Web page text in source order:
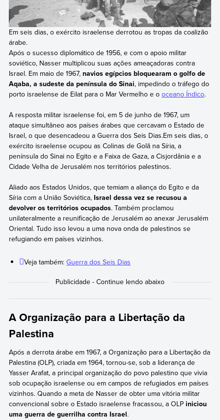
Em seis dias, o exército israelense derrotou as tropas da coalizão
árabe.
Após o sucesso diplomático de 1956, e com o apoio militar
soviético, Nasser multiplicou suas ações ameaçadoras contra
Israel. Em maio de 1967, navios egípcios bloquearam o golfo de
Aqaba, a sudeste da península do Sinai, impedindo o tráfego do
porto israelense de Eilat para o Mar Vermelho e o oceano Índico.
A resposta militar israelense foi, em 5 de junho de 1967, um
ataque simultâneo aos países árabes que cercavam o Estado de
Israel, o que desencadeou a Guerra dos Seis Dias.Em seis dias, o
exército israelense ocupou as Colinas de Golã na Síria, a
península do Sinai no Egito e a Faixa de Gaza, a Cisjordânia e a
Cidade Velha de Jerusalém nos territórios palestinos.
Aliado aos Estados Unidos, que temiam a aliança do Egito e da
Síria com a União Soviética, Israel dessa vez se recusou a
devolver os territórios ocupados. Também proclamou
unilateralmente a reunificação de Jerusalém ao anexar Jerusalém
Oriental. Tudo isso levou a uma nova onda de palestinos se
refugiando em países vizinhos.
Veja também:Guerra dos Seis Dias
A Organização para a Libertação da
Palestina
Após a derrota árabe em 1967, a Organização para a Libertação da
Palestina (OLP), criada em 1964, tornou-se, sob a liderança de
Yasser Arafat, a principal organização do povo palestino que vivia
sob ocupação israelense ou em campos de refugiados em países
vizinhos. Quando a meta de Nasser de obter uma vitória militar
convencional sobre o Estado israelense fracassou, a OLP iniciou
uma guerra de guerrilha contra Israel.